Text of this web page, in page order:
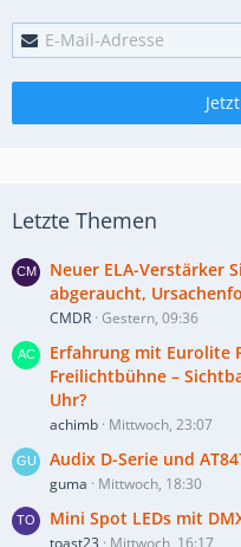
Letzte Themen
Neuer ELA-Verstärker
abgeraucht,
CMDR Gestern, 09:36
Erfahrung mit Eurolite
Freilichtbühne –
Uhr?
achimb Mittwoch, 23:07
Audix D-Serie und
guma Mittwoch, 18:30
Mini Spot LEDs mit
toast23 Mittwoch, 16:17